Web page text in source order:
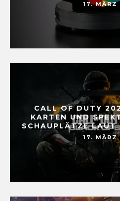
17. MÄRZ
CALL OF DUTY
KARTEN UND
SCHAUPLÄTZE LAUT
17.